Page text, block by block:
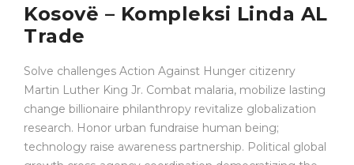
Shitet banesa ne Fushë
Kosovë – Kompleksi Linda AL
Trade